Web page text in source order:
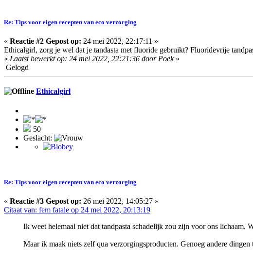
Re: Tips voor eigen recepten van eco verzorging
« Reactie #2 Gepost op: 24 mei 2022, 22:17:11 »
Ethicalgirl, zorg je wel dat je tandasta met fluoride gebruikt? Fluoridevrije
« Laatst bewerkt op: 24 mei 2022, 22:21:36 door Poek»
Gelogd
Ethicalgirl
50
Geslacht:
Re: Tips voor eigen recepten van eco verzorging
« Reactie #3 Gepost op: 26 mei 2022, 14:05:27 »
Citaat van: fem fatale op 24 mei 2022, 20:13:19
Ik weet helemaal niet dat tandpasta schadelijk zou zijn voor ons lichaam.
Maar ik maak niets zelf qua verzorgingsproducten. Genoeg andere